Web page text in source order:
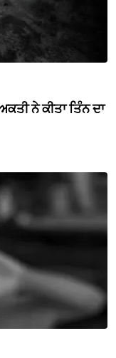
ਨੇ ਕੀਤਾ ਤਿੰਨ ਦਾ